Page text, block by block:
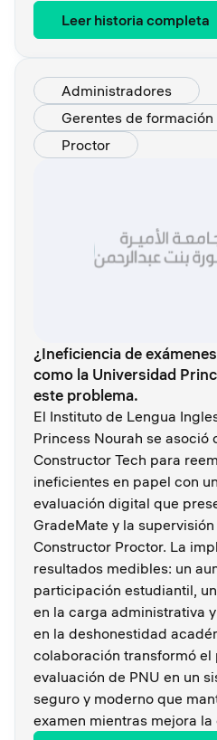
Leer historia completa
Administradores
Gerentes de
Proctor
¿Ineficiencia de
como la Universidad
este problema.
El Instituto de Lengua
Princess Nourah se asoció
Constructor Tech para
ineficientes en papel con
evaluación digital que
GradeMate y la
Constructor Proctor. La
resultados medibles: un
participación estudiantil,
en la carga administrativa
en la deshonestidad
colaboración transformó el
evaluación de PNU en un
seguro y moderno que
examen mientras mejora